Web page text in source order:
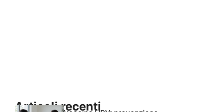
Articoli recenti